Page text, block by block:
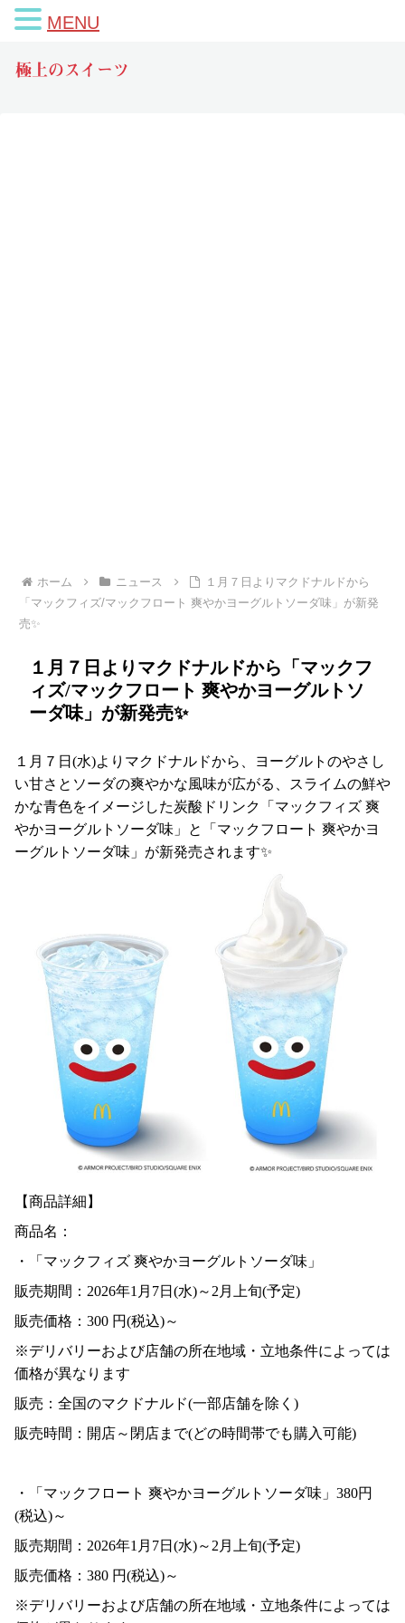
極上のスイーツ
ホーム ニュース
１月７日よりマクドナルドから
「マックフィズ/マックフロート 爽やかヨーグルトソーダ味」が新発
売✨
１月７日よりマクドナルドから「マックフ
ィズ/マックフロート 爽やかヨーグルトソ
ーダ味」が新発売✨
１月７日(水)よりマクドナルドから、ヨーグルトのやさし
い甘さとソーダの爽やかな風味が広がる、スライムの鮮や
かな青色をイメージした炭酸ドリンク「マックフィズ 爽
やかヨーグルトソーダ味」と「マックフロート 爽やかヨ
ーグルトソーダ味」が新発売されます✨
【商品詳細】
商品名：
・「マックフィズ 爽やかヨーグルトソーダ味」
販売期間：2026年1月7日(水)～2月上旬(予定)
販売価格：300 円(税込)～
※デリバリーおよび店舗の所在地域・立地条件によっては
価格が異なります
販売：全国のマクドナルド(一部店舗を除く)
販売時間：開店～閉店まで(どの時間帯でも購入可能)
・「マックフロート 爽やかヨーグルトソーダ味」380円
(税込)～
販売期間：2026年1月7日(水)～2月上旬(予定)
販売価格：380 円(税込)～
※デリバリーおよび店舗の所在地域・立地条件によっては
MENU